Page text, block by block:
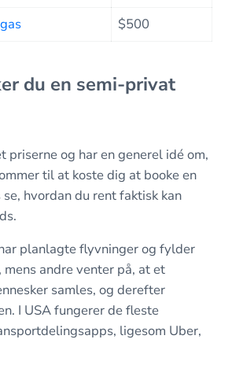
$500
du en semi-privat
priserne og har en generel idé om,
til at koste dig at booke en
hvordan du rent faktisk kan
planlagte flyvninger og fylder
andre venter på, at et
samles, og derefter
I USA fungerer de fleste
ligesom Uber,